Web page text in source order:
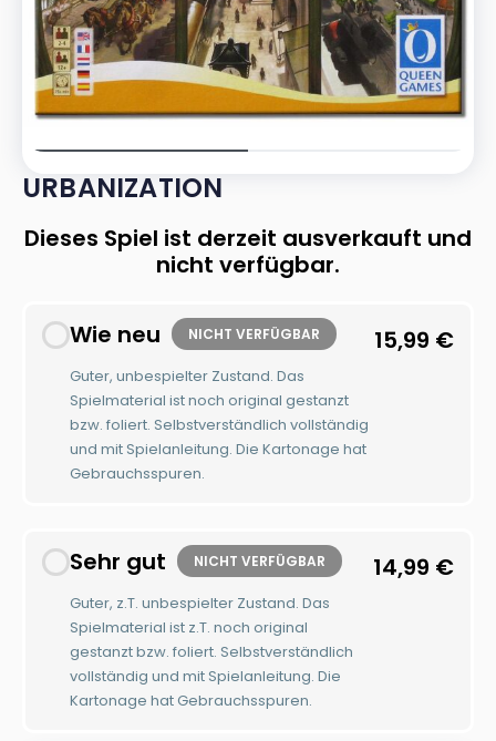
URBANIZATION
Dieses Spiel ist derzeit ausverkauft und
nicht verfügbar.
Wie neu NICHT VERFÜGBAR
Guter, unbespielter Zustand. Das
Spielmaterial ist noch original gestanzt
bzw. foliert. Selbstverständlich vollständig
und mit Spielanleitung. Die Kartonage hat
Gebrauchsspuren.
15,99 €
Sehr gut NICHT VERFÜGBAR
Guter, z.T. unbespielter Zustand. Das
Spielmaterial ist z.T. noch original
gestanzt bzw. foliert. Selbstverständlich
vollständig und mit Spielanleitung. Die
Kartonage hat Gebrauchsspuren.
14,99 €